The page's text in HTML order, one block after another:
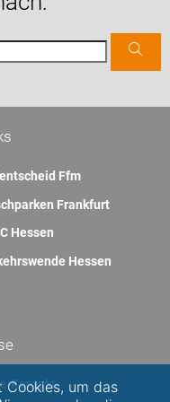
Ffm
Frankfurt
Hessen
Hessen
Kontakt
Cookies, um das